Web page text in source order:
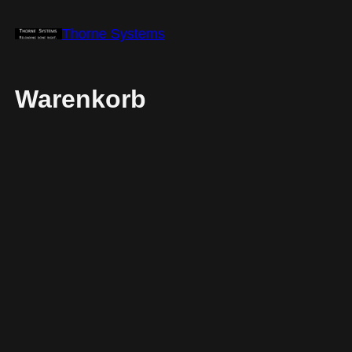
Thorne Systems
Warenkorb